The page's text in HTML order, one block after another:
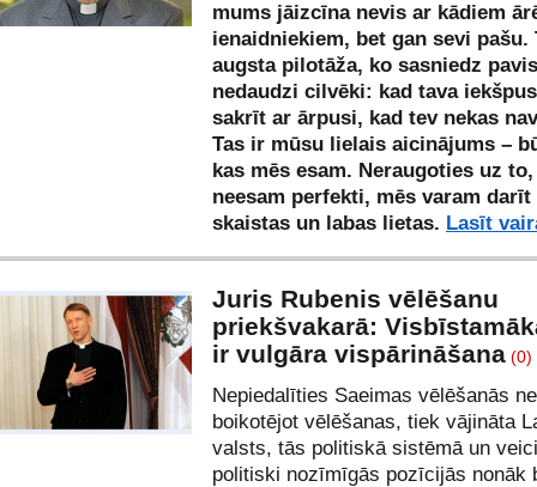
mums jāizcīna nevis ar kādiem
ienaidniekiem, bet gan sevi pašu.
augsta pilotāža, ko sasniedz
nedaudzi cilvēki: kad tava
sakrīt ar ārpusi, kad tev nekas
Tas ir mūsu lielais aicinājums –
kas mēs esam. Neraugoties uz to,
neesam perfekti, mēs varam
skaistas un labas lietas. Lasīt
Juris Rubenis vēlēšanu
priekšvakarā:
ir vulgāra vispārināšana (0)
Nepiedalīties Saeimas vēlēšanās
boikotējot vēlēšanas, tiek vājināta
valsts, tās politiskā sistēmā un
politiski nozīmīgās pozīcijās nonāk